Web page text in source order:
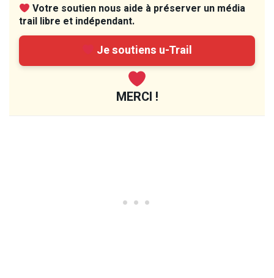
Votre soutien nous aide à préserver un média
trail libre et indépendant.
Je soutiens u-Trail
MERCI !